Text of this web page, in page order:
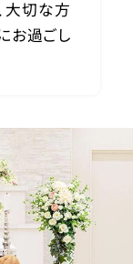
大切な方
お過ごし